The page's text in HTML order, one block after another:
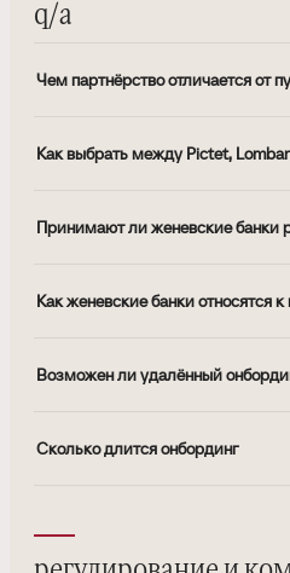
q/a
Чем партнёрство отличается от
Как выбрать между Pictet,
Принимают ли женевские банки
Как женевские банки относятся к
Возможен ли удалённый
Сколько длится онбординг